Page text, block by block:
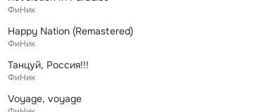
ФиНик
Happy Nation (Remastered)
ФиНик
Танцуй, Россия!!!
ФиНик
Voyage, voyage